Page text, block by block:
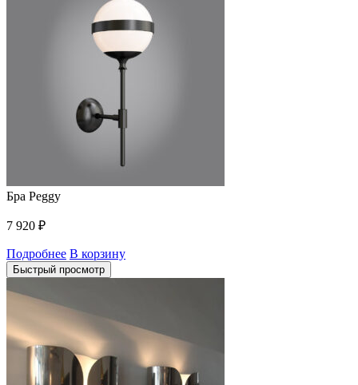
Бра Peggy
7 920 ₽
Подробнее В корзину
Быстрый просмотр